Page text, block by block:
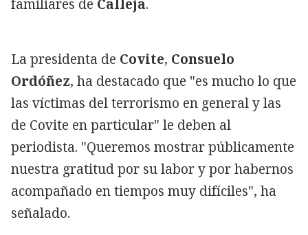
familiares de Calleja.
La presidenta de Covite, Consuelo
Ordóñez, ha destacado que "es mucho lo que
las víctimas del terrorismo en general y las
de Covite en particular" le deben al
periodista. "Queremos mostrar públicamente
nuestra gratitud por su labor y por habernos
acompañado en tiempos muy difíciles", ha
señalado.